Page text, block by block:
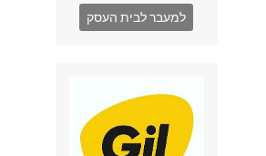
למעבר לבית העסק